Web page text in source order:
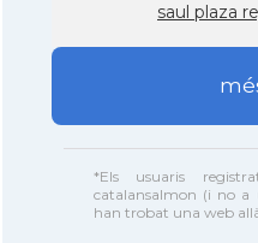
saul plaza
*Els usuaris
catalansalmon (i no a
han trobat una web